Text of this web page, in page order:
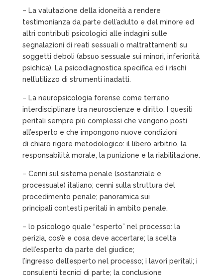
– La valutazione della idoneità a rendere
testimonianza da parte dell’adulto e del minore ed
altri contributi psicologici alle indagini sulle
segnalazioni di reati sessuali o maltrattamenti su
soggetti deboli (absuo sessuale sui minori, inferiorità
psichica). La psicodiagnostica specifica ed i rischi
nell’utilizzo di strumenti inadatti.
– La neuropsicologia forense come terreno
interdisciplinare tra neuroscienze e diritto. I quesiti
peritali sempre più complessi che vengono posti
all’esperto e che impongono nuove condizioni
di chiaro rigore metodologico: il libero arbitrio, la
responsabilità morale, la punizione e la riabilitazione.
– Cenni sul sistema penale (sostanziale e
processuale) italiano; cenni sulla struttura del
procedimento penale; panoramica sui
principali contesti peritali in ambito penale.
– lo psicologo quale “esperto” nel processo: la
perizia, cos’è e cosa deve accertare; la scelta
dell’esperto da parte del giudice;
l’ingresso dell’esperto nel processo; i lavori peritali; i
consulenti tecnici di parte; la conclusione